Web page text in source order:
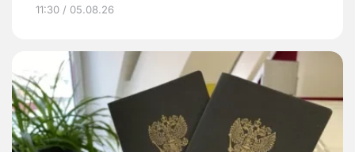
11:30 / 05.08.26